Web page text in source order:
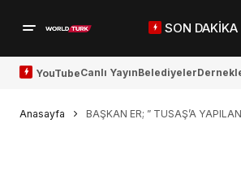
SON DAKİKA
YouTubeCanlı YayınBelediyeler
Anasayfa BAŞKAN ER; ” TUSAŞ’A